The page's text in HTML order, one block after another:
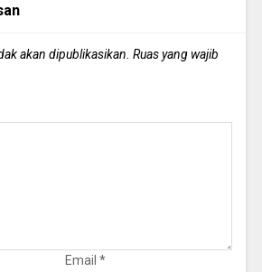
akan dipublikasikan. Ruas yang wajib
Email *